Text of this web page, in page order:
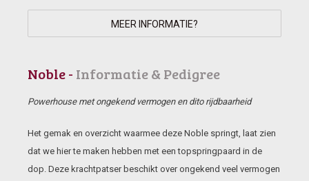
MEER INFORMATIE?
Noble - Informatie & Pedigree
Powerhouse met ongekend vermogen en dito rijdbaarheid
Het gemak en overzicht waarmee deze Noble springt, laat zien
dat we hier te maken hebben met een topspringpaard in de
dop. Deze krachtpatser beschikt over ongekend veel vermogen